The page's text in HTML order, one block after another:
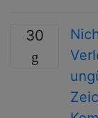
30